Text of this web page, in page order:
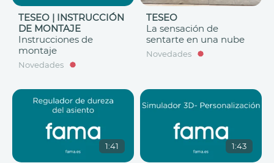
TESEO | INSTRUCCIÓN
DE MONTAJE
Instrucciones de
montaje
Novedades
TESEO
La sensación de
sentarte en una nube
Novedades
1:41 1:43